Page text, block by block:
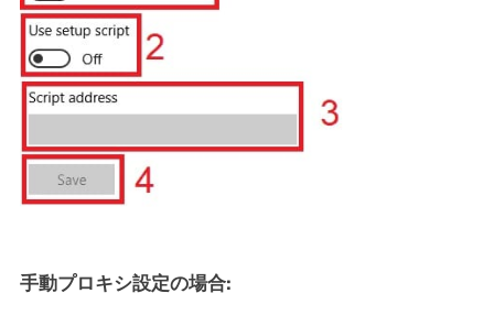
手動プロキシ設定の場合: